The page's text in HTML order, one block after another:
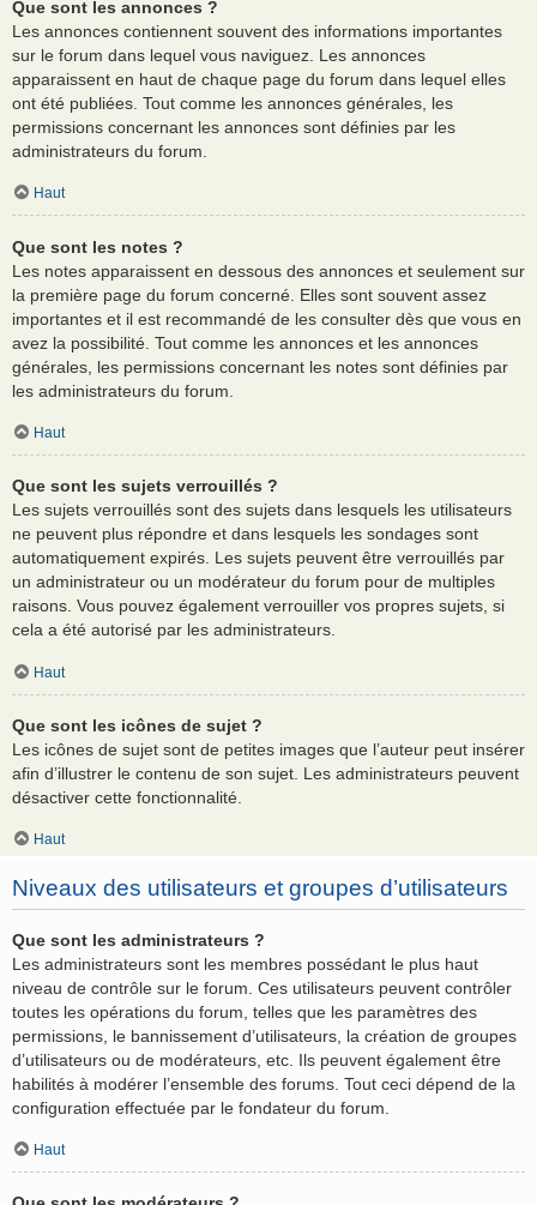
Que sont les annonces ?
Les annonces contiennent souvent des informations importantes
sur le forum dans lequel vous naviguez. Les annonces
apparaissent en haut de chaque page du forum dans lequel elles
ont été publiées. Tout comme les annonces générales, les
permissions concernant les annonces sont définies par les
administrateurs du forum.
Haut
Que sont les notes ?
Les notes apparaissent en dessous des annonces et seulement sur
la première page du forum concerné. Elles sont souvent assez
importantes et il est recommandé de les consulter dès que vous en
avez la possibilité. Tout comme les annonces et les annonces
générales, les permissions concernant les notes sont définies par
les administrateurs du forum.
Haut
Que sont les sujets verrouillés ?
Les sujets verrouillés sont des sujets dans lesquels les utilisateurs
ne peuvent plus répondre et dans lesquels les sondages sont
automatiquement expirés. Les sujets peuvent être verrouillés par
un administrateur ou un modérateur du forum pour de multiples
raisons. Vous pouvez également verrouiller vos propres sujets, si
cela a été autorisé par les administrateurs.
Haut
Que sont les icônes de sujet ?
Les icônes de sujet sont de petites images que l’auteur peut insérer
afin d’illustrer le contenu de son sujet. Les administrateurs peuvent
désactiver cette fonctionnalité.
Haut
Niveaux des utilisateurs et groupes d’utilisateurs
Que sont les administrateurs ?
Les administrateurs sont les membres possédant le plus haut
niveau de contrôle sur le forum. Ces utilisateurs peuvent contrôler
toutes les opérations du forum, telles que les paramètres des
permissions, le bannissement d’utilisateurs, la création de groupes
d’utilisateurs ou de modérateurs, etc. Ils peuvent également être
habilités à modérer l’ensemble des forums. Tout ceci dépend de la
configuration effectuée par le fondateur du forum.
Haut